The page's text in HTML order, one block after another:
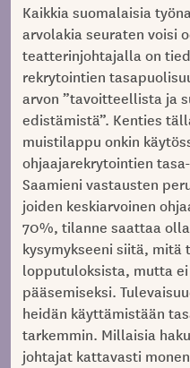
Kaikkia suomalaisia
arvolakia seuraten voisi
teatterinjohtajalla on
rekrytointien
arvon ”tavoitteellista ja
edistämistä”. Kenties
muistilappu onkin
ohjaajarekrytointien
Saamieni vastausten
joiden keskiarvoinen
70%, tilanne saattaa
kysymykseeni siitä,
lopputuloksista, mutta
pääsemiseksi.
heidän käyttämistään
tarkemmin. Millaisia
johtajat kattavasti